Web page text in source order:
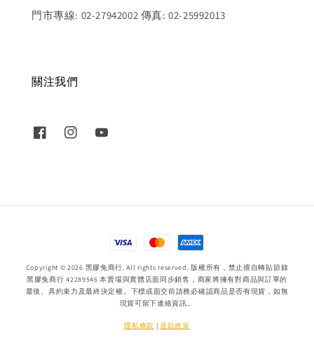
門市專線: 02-27942002 傳真: 02-25992013
關注我們
Copyright © 2026 黑膠兔商行. All rights reserved. 版權所有，禁止擅自轉貼節錄
黑膠兔商行 42289546 本賣場與實體店面同步銷售，商家將擁有對商品與訂單的
最後、具約束力及最終決定權。下標或面交前請務必確認商品是否有現貨，如無
現貨可留下連絡資訊。
隱私條款 |退款政策